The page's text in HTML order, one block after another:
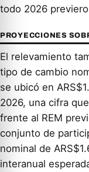
todo 2026
PROYECCIONES
El relevamiento
tipo de cambio
se ubicó en
2026, una cifra
frente al REM
conjunto de
nominal de
interanual